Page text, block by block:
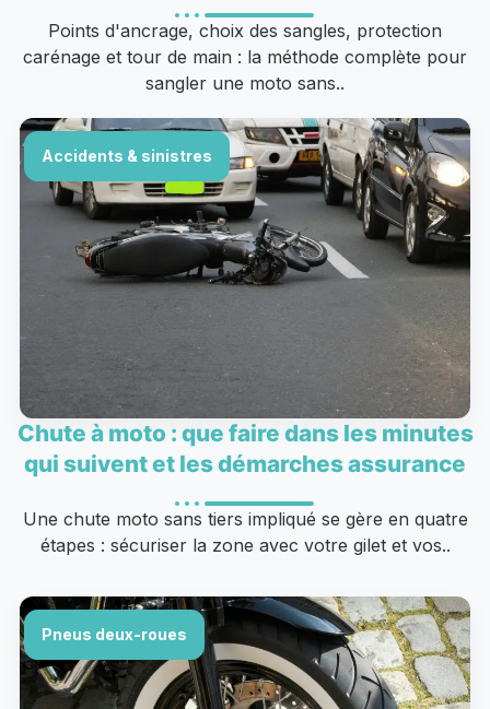
Points d'ancrage, choix des sangles, protection
carénage et tour de main : la méthode complète pour
sangler une moto sans..
Accidents & sinistres
Chute à moto : que faire dans les minutes
qui suivent et les démarches assurance
Une chute moto sans tiers impliqué se gère en quatre
étapes : sécuriser la zone avec votre gilet et vos..
Pneus deux-roues